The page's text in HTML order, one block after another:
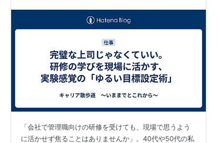
「会社で管理職向けの研修を受けても、現場で思うよう
に活かせず焦ることはありませんか」。40代や50代の私